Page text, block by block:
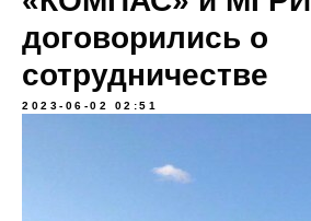
договорились о
сотрудничестве
2023-06-02 02:51